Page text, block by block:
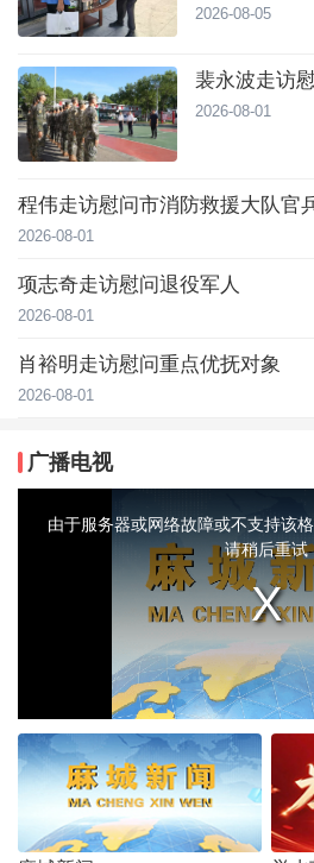
2026-08-05
裴永波走访
2026-08-01
程伟走访慰问市消防救援大队官
2026-08-01
项志奇走访慰问退役军人
2026-08-01
肖裕明走访慰问重点优抚对象
2026-08-01
广播电视
modal由于服务器或网络故障或不支持该
请稍后重试